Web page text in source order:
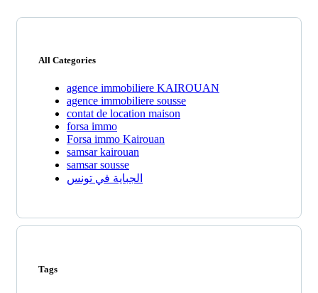
All Categories
agence immobiliere KAIROUAN
agence immobiliere sousse
contat de location maison
forsa immo
Forsa immo Kairouan
samsar kairouan
samsar sousse
الجباية في تونس
Tags